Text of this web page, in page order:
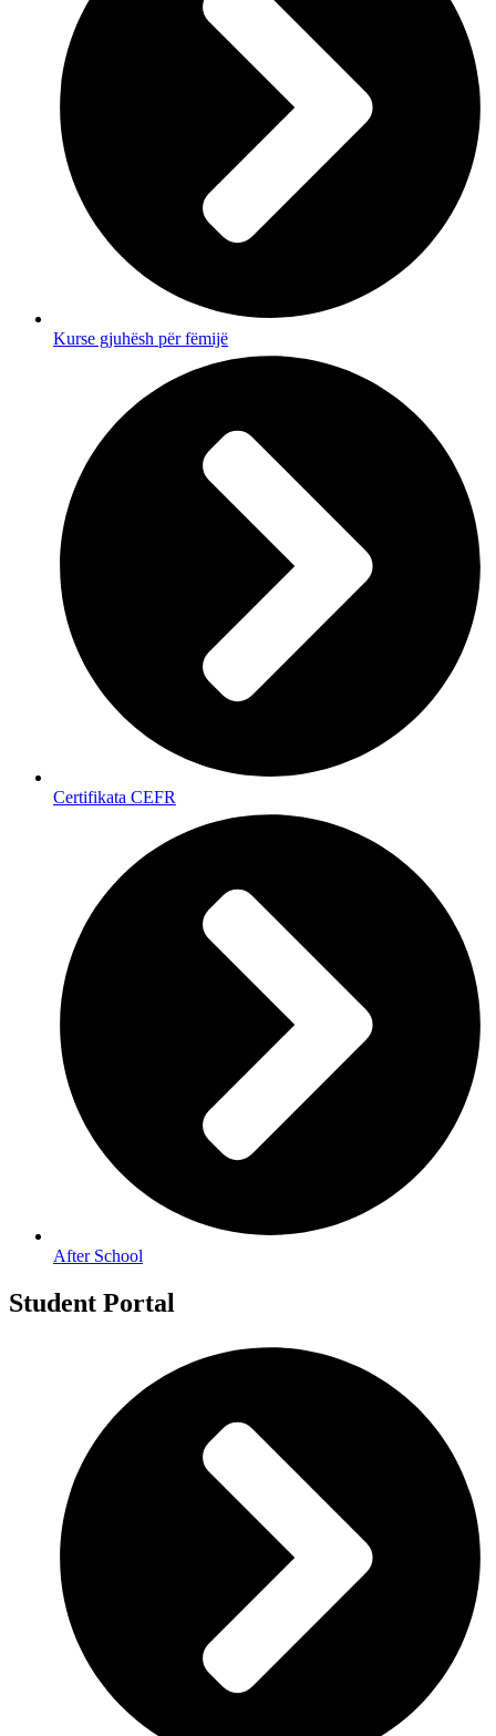
Kurse gjuhësh për fëmijë
Certifikata CEFR
After School
Student Portal